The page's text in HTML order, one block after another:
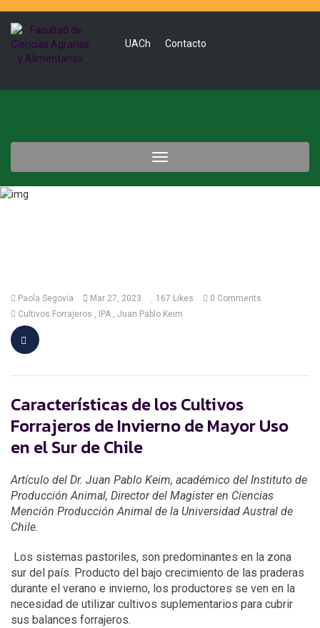
UACh Contacto
Toggle
navigation
Paola Segovia Mar 27, 2023 167 Likes
0 Comments
Cultivos Forrajeros
IPA Juan Pablo Keim
Características de los Cultivos
Forrajeros de Invierno de Mayor Uso
en el Sur de Chile
Artículo del Dr. Juan Pablo Keim, académico del Instituto de
Producción Animal, Director del Magister en Ciencias
Mención Producción Animal de la Universidad Austral de
Chile.
Los sistemas pastoriles, son predominantes en la zona
sur del país. Producto del bajo crecimiento de las praderas
durante el verano e invierno, los productores se ven en la
necesidad de utilizar cultivos suplementarios para cubrir
sus balances forrajeros.